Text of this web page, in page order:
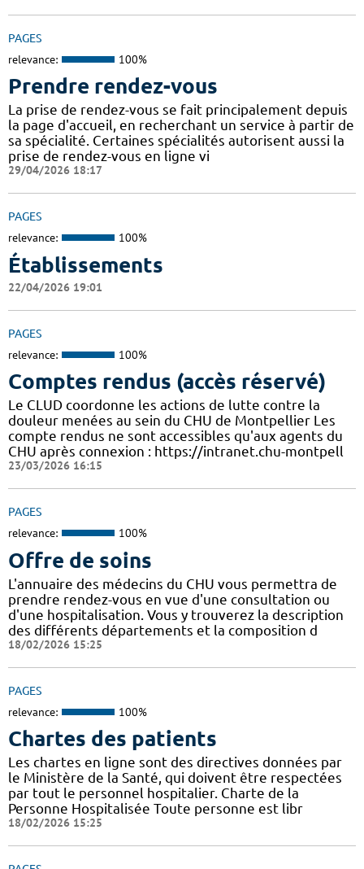
PAGES
relevance: 100%
Prendre rendez-vous
La prise de rendez-vous se fait principalement depuis
la page d'accueil, en recherchant un service à partir de
sa spécialité. Certaines spécialités autorisent aussi la
prise de rendez-vous en ligne vi
29/04/2026 18:17
PAGES
relevance: 100%
Établissements
22/04/2026 19:01
PAGES
relevance: 100%
Comptes rendus (accès réservé)
Le CLUD coordonne les actions de lutte contre la
douleur menées au sein du CHU de Montpellier Les
compte rendus ne sont accessibles qu'aux agents du
CHU après connexion : https://intranet.chu-montpell
23/03/2026 16:15
PAGES
relevance: 100%
Offre de soins
L'annuaire des médecins du CHU vous permettra de
prendre rendez-vous en vue d'une consultation ou
d'une hospitalisation. Vous y trouverez la description
des différents départements et la composition d
18/02/2026 15:25
PAGES
relevance: 100%
Chartes des patients
Les chartes en ligne sont des directives données par
le Ministère de la Santé, qui doivent être respectées
par tout le personnel hospitalier. Charte de la
Personne Hospitalisée Toute personne est libr
18/02/2026 15:25